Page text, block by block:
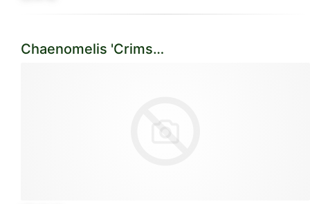
Chaenomelis 'Crimson Gold'